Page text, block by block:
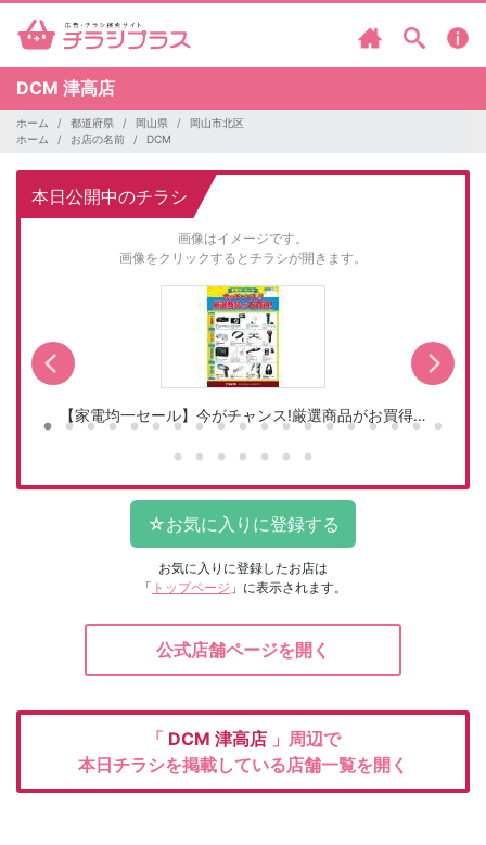
DCM 津高店
ホーム 都道府県 岡山県
岡山市北区
ホーム
お店の名前 DCM
本日公開中のチラシ
画像はイメージです。
画像をクリックするとチラシが開きます。
【家電均一セール】今がチャンス!厳選商品がお買得…
お気に入りに登録したお店は
「 トップページ 」に表示されます。
公式店舗ページを開く
「 DCM 津高店 」周辺で
本日チラシを掲載している店舗一覧を開く